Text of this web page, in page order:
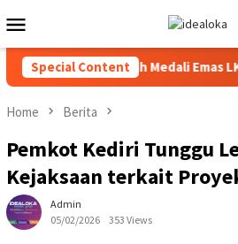
to
contentMenu
Special Content
Siswa Peraih Medali Emas LKS
Home Berita
Pemkot Kediri Tunggu
Kejaksaan terkait
Admin
05/02/2026
353 Views